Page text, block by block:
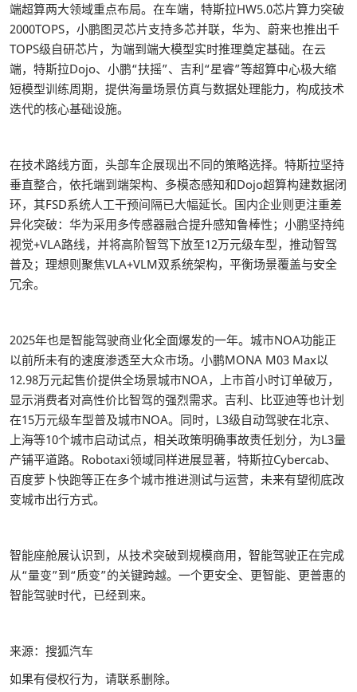
端超算两大领域重点布局。在车端，特斯拉HW5.0芯片算力突破
2000TOPS，小鹏图灵芯片支持多芯并联，华为、蔚来也推出千
TOPS级自研芯片，为端到端大模型实时推理奠定基础。在云
端，特斯拉Dojo、小鹏“扶摇”、吉利“星睿”等超算中心极大缩
短模型训练周期，提供海量场景仿真与数据处理能力，构成技术
迭代的核心基础设施。
在技术路线方面，头部车企展现出不同的策略选择。特斯拉坚持
垂直整合，依托端到端架构、多模态感知和Dojo超算构建数据闭
环，其FSD系统人工干预间隔已大幅延长。国内企业则更注重差
异化突破：华为采用多传感器融合提升感知鲁棒性；小鹏坚持纯
视觉+VLA路线，并将高阶智驾下放至12万元级车型，推动智驾
普及；理想则聚焦VLA+VLM双系统架构，平衡场景覆盖与安全
冗余。
2025年也是智能驾驶商业化全面爆发的一年。城市NOA功能正
以前所未有的速度渗透至大众市场。小鹏MONA M03 Max以
12.98万元起售价提供全场景城市NOA，上市首小时订单破万，
显示消费者对高性价比智驾的强烈需求。吉利、比亚迪等也计划
在15万元级车型普及城市NOA。同时，L3级自动驾驶在北京、
上海等10个城市启动试点，相关政策明确事故责任划分，为L3量
产铺平道路。Robotaxi领域同样进展显著，特斯拉Cybercab、
百度萝卜快跑等正在多个城市推进测试与运营，未来有望彻底改
变城市出行方式。
智能座舱展认识到，从技术突破到规模商用，智能驾驶正在完成
从“量变”到“质变”的关键跨越。一个更安全、更智能、更普惠的
智能驾驶时代，已经到来。
来源：搜狐汽车
如果有侵权行为，请联系删除。